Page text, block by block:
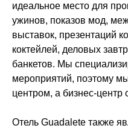
идеальное место для
ужинов, показов мод,
выставок, презентаций
коктейлей, деловых
банкетов. Мы
мероприятий, поэтому
центром, а бизнес-центр
Отель Guadalete также